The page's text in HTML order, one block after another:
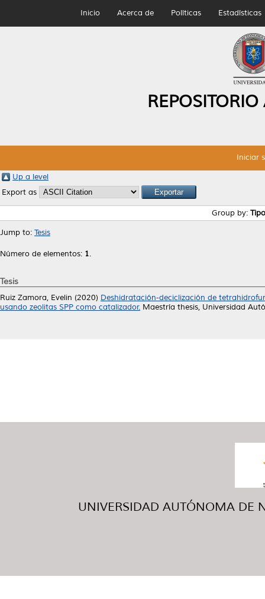
Inicio Acerca de Políticas Estadísticas
Iniciar
Up a level
Export as
Group by:
Jump to: Tesis
Número de elementos: 1.
Tesis
Ruiz Zamora, Evelin (2020) Deshidratación-deciclización de
usando zeolitas SPP como catalizador. Maestría thesis, Universidad
UNIVERSIDAD AUTÓNOMA DE